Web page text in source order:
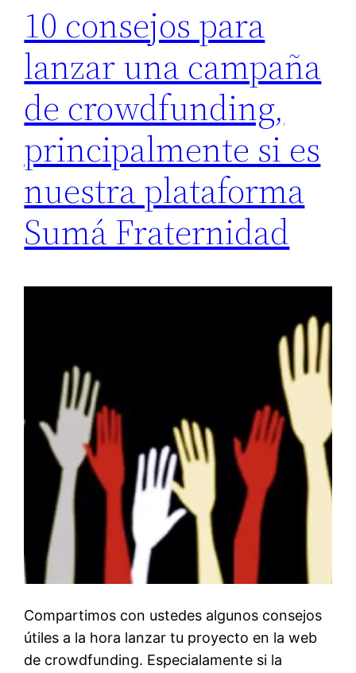
10 consejos para
lanzar una campaña
de crowdfunding,
principalmente si es
nuestra plataforma
Sumá Fraternidad
Compartimos con ustedes algunos consejos
útiles a la hora lanzar tu proyecto en la web
de crowdfunding. Especialamente si la